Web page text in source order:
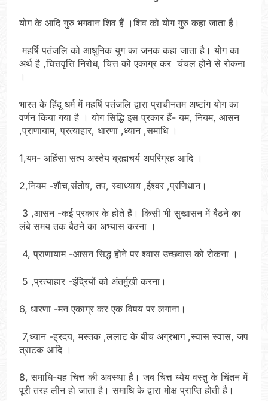
योग के आदि गुरु भगवान शिव हैं ।शिव को योग गुरु कहा जाता है।
महर्षि पतंजलि को आधुनिक युग का जनक कहा जाता है। योग का
अर्थ है ,चित्तवृत्ति निरोध, चित्त को एकाग्र कर चंचल होने से रोकना
।
भारत के हिंदू धर्म में महर्षि पतंजलि द्वारा प्राचीनतम अष्टांग योग का
वर्णन किया गया है । योग सिद्धि इस प्रकार हैं- यम, नियम, आसन
,प्राणायाम, प्रत्याहार, धारणा ,ध्यान ,समाधि ।
1,यम- अहिंसा सत्य अस्तेय ब्रह्मचर्य अपरिग्रह आदि ।
2,नियम -शौच,संतोष, तप, स्वाध्याय ,ईश्वर ,प्रणिधान।
3 ,आसन -कई प्रकार के होते हैं। किसी भी सुखासन में बैठने का
लंबे समय तक बैठने का अभ्यास करना ।
4, प्राणायाम -आसन सिद्ध होने पर श्वास उच्छवास को रोकना ।
5 ,प्रत्याहार -इंद्रियों को अंतर्मुखी करना।
6, धारणा -मन एकाग्र कर एक विषय पर लगाना।
7,ध्यान -ह्रदय, मस्तक ,ललाट के बीच अग्रभाग ,स्वास स्वास, जप
त्राटक आदि ।
8, समाधि-यह चित्त की अवस्था है। जब चित्त ध्येय वस्तु के चिंतन में
पूरी तरह लीन हो जाता है। समाधि के द्वारा मोक्ष प्राप्ति होती है।